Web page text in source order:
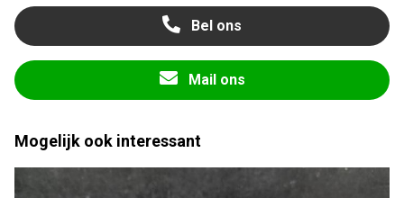
Bel ons
Mail ons
Mogelijk ook interessant